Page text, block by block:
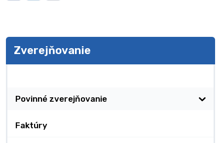
Zverejňovanie
Povinné zverejňovanie
Faktúry